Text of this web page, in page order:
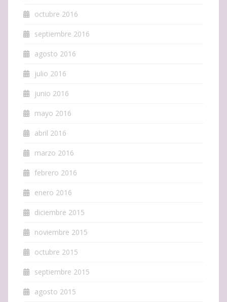
octubre 2016
septiembre 2016
agosto 2016
julio 2016
junio 2016
mayo 2016
abril 2016
marzo 2016
febrero 2016
enero 2016
diciembre 2015
noviembre 2015
octubre 2015
septiembre 2015
agosto 2015